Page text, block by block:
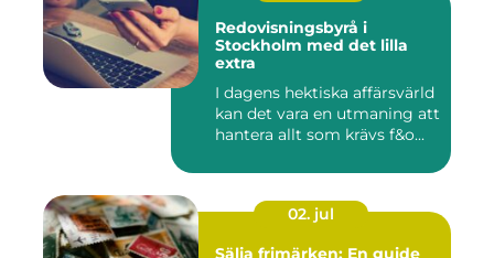
Redovisningsbyrå i
Stockholm med det lilla
extra
I dagens hektiska affärsvärld
kan det vara en utmaning att
hantera allt som krävs f&o...
02. jul
Sälja frimärken: En guide